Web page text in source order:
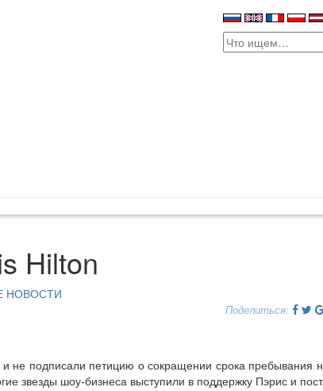
Search
for:
Hilton
НОВОСТИ
Поделиться:
не подписали петицию о сокращении срока пребывания
звезды шоу-бизнеса выступили в поддержку Пэрис и